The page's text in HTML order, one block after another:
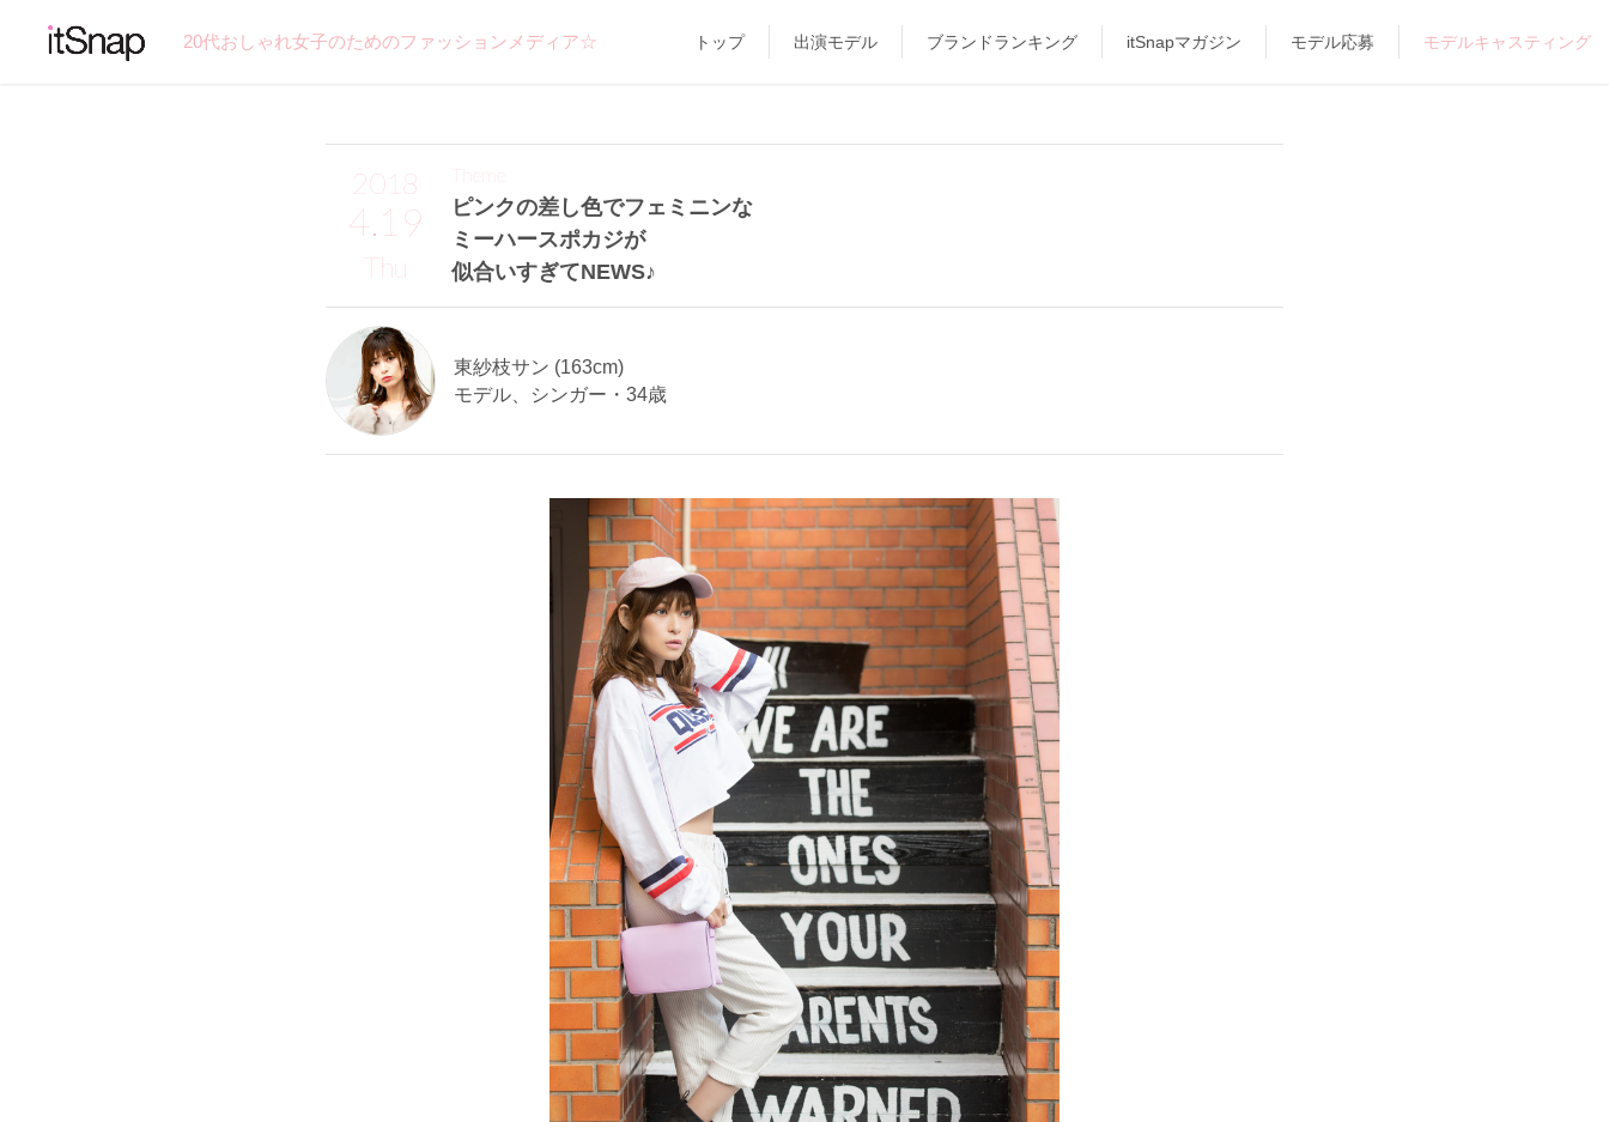
20代おしゃれ女子のためのファッションメディア☆ トップ 出演モデル ブランドランキング itSnapマガジン モデル応募 モデルキャスティング
2018
4.19
Thu
ピンクの差し色でフェミニンな
ミーハースポカジが
似合いすぎてNEWS♪
Theme
東紗枝サン (163cm)
モデル、シンガー・34歳